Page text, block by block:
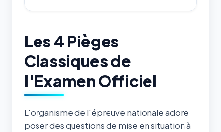
Les 4 Pièges
Classiques de
l'Examen Officiel
L'organisme de l'épreuve nationale adore
poser des questions de mise en situation à